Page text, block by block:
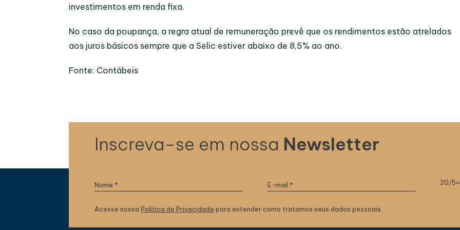
investimentos em renda fixa.
No caso da poupança, a regra atual de remuneração prevê que os rendimentos estão atrelados
aos juros básicos sempre que a Selic estiver abaixo de 8,5% ao ano.
Fonte: Contábeis
Inscreva-se em nossa Newsletter
20/
Acesse nossa Política de Privacidade para entender como tratamos seus dados pessoais.